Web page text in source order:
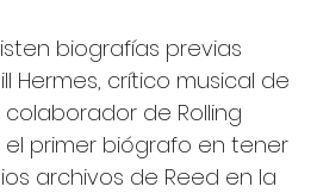
biografías previas
Hermes, crítico musical de
de Rolling
el primer biógrafo en tener
archivos de Reed en la